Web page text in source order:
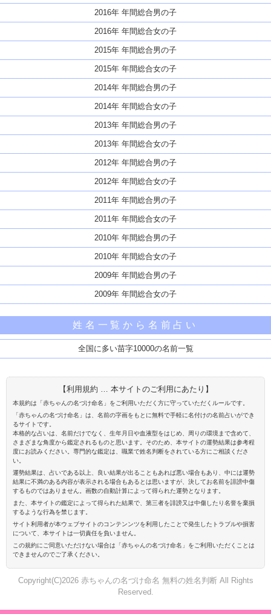
2016年 年間総合男の子
2016年 年間総合女の子
2015年 年間総合男の子
2015年 年間総合女の子
2014年 年間総合男の子
2014年 年間総合女の子
2013年 年間総合男の子
2013年 年間総合女の子
2012年 年間総合男の子
2012年 年間総合女の子
2011年 年間総合男の子
2011年 年間総合女の子
2010年 年間総合男の子
2010年 年間総合女の子
2009年 年間総合男の子
2009年 年間総合女の子
姓名一覧から名前占い
全国に多い苗字10000の名前一覧
【利用規約 … 本サイトのご利用にあたり】
本規約は「赤ちゃんの名づけ命名」をご利用いただく方に守っていただくルールです。
「赤ちゃんの名づけ命名」は、名前の字画をもとに無料で手軽に名付けの名前占いができ
るサイトです。
本格的な占いは、名前だけでなく、生年月日や血液型をはじめ、周りの環境まで含めて、
さまざまな角度から鑑定されるものと思います。そのため、本サイトの運勢結果は参考程
度にお読みください。専門的な鑑定は、職業で姓名判断をされている方にご相談くださ
い。
運勢結果は、占いである以上、良い結果が出ることもあれば悪い場合もあり、中には運勢
結果に不満のある内容が表示される場合もあるとは思いますが、決してお名前を誹謗中傷
するものではありません。画数の自動計算によって得られた運勢となります。
また、本サイトの鑑定によって得られた結果で、第三者を誹謗又は中傷したり名誉を棄損
するような行為を禁じます。
サイト利用者が本ウェブサイトのコンテンンツを利用したことで発生したトラブルや損害
について、本サイトは一切責任を負いません。
この規約にご同意いただけない場合は「赤ちゃんの名づけ命名」をご利用いただくことは
できませんのでご了承ください。
Copyright(C)2026 赤ちゃんの名づけ命名 無料の姓名判断 All Rights
Reserved.